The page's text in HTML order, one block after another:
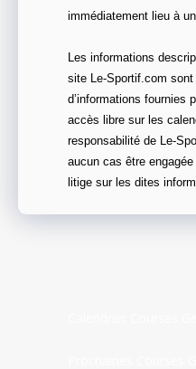
immédiatement lieu à
Les informations
site Le-Sportif.com
d’informations fournies
accès libre sur les
responsabilité de Le-
aucun cas être
litige sur les dites